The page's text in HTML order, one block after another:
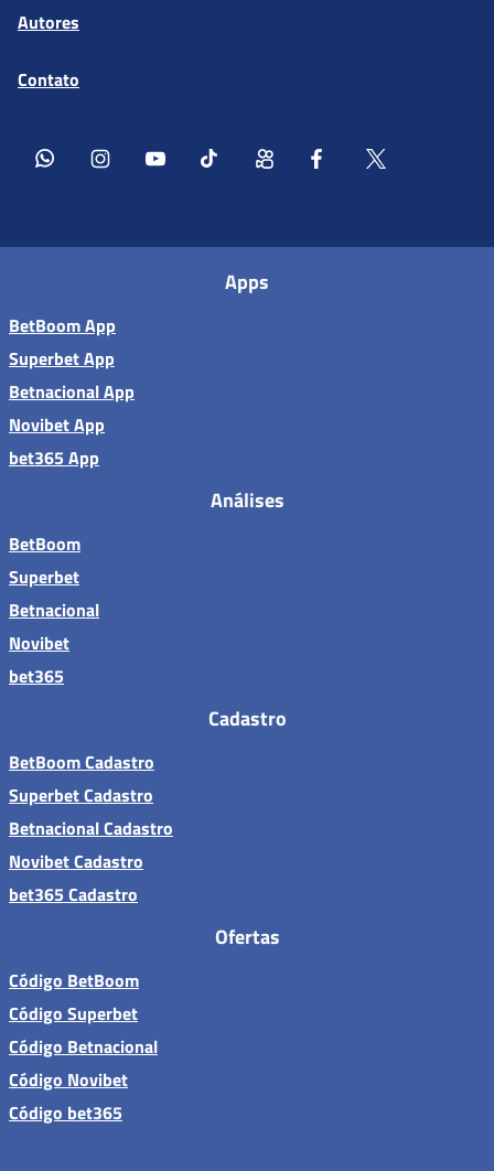
Autores
Contato
Apps
BetBoom App
Superbet App
Betnacional App
Novibet App
bet365 App
Análises
BetBoom
Superbet
Betnacional
Novibet
bet365
Cadastro
BetBoom Cadastro
Superbet Cadastro
Betnacional Cadastro
Novibet Cadastro
bet365 Cadastro
Ofertas
Código BetBoom
Código Superbet
Código Betnacional
Código Novibet
Código bet365